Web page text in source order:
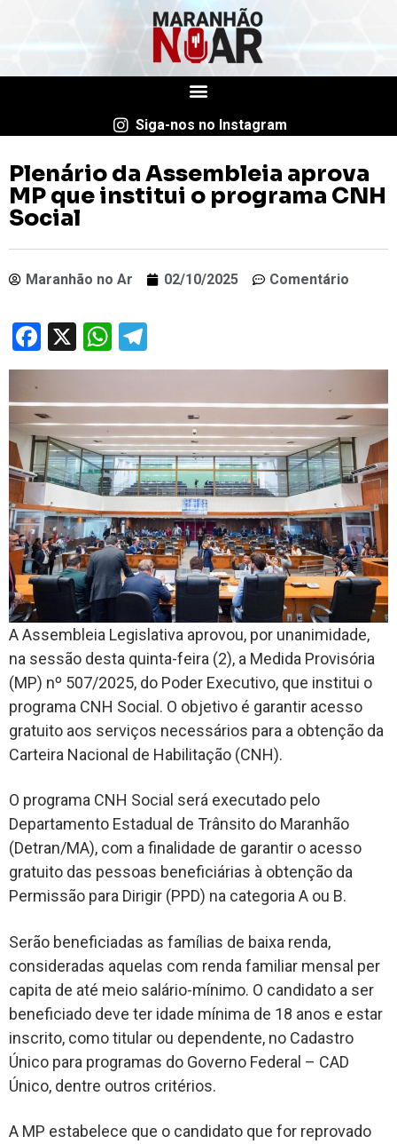
Siga-nos no Instagram
Plenário da Assembleia aprova
MP que institui o programa CNH
Social
Maranhão no Ar 02/10/2025 Comentário
Facebook
X WhatsApp
A Assembleia Legislativa aprovou, por unanimidade,
na sessão desta quinta-feira (2), a Medida Provisória
(MP) nº 507/2025, do Poder Executivo, que institui o
programa CNH Social. O objetivo é garantir acesso
gratuito aos serviços necessários para a obtenção da
Carteira Nacional de Habilitação (CNH).
O programa CNH Social será executado pelo
Departamento Estadual de Trânsito do Maranhão
(Detran/MA), com a finalidade de garantir o acesso
gratuito das pessoas beneficiárias à obtenção da
Permissão para Dirigir (PPD) na categoria A ou B.
Serão beneficiadas as famílias de baixa renda,
consideradas aquelas com renda familiar mensal per
capita de até meio salário-mínimo. O candidato a ser
beneficiado deve ter idade mínima de 18 anos e estar
inscrito, como titular ou dependente, no Cadastro
Único para programas do Governo Federal – CAD
Único, dentre outros critérios.
A MP estabelece que o candidato que for reprovado